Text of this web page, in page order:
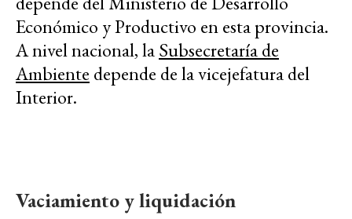
Económico y Productivo en esta provincia.
A nivel nacional, laSubsecretaría de
Ambiente depende de la vicejefatura del
Interior.
Vaciamiento y liquidación